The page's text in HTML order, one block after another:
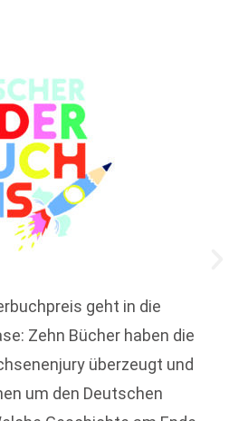
geht in die
Zehn Bücher haben die
überzeugt und
um den Deutschen